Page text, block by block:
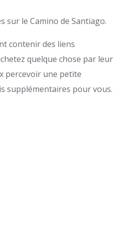
sur le Camino de Santiago.
contenir des liens
quelque chose par leur
percevoir une petite
supplémentaires pour vous.